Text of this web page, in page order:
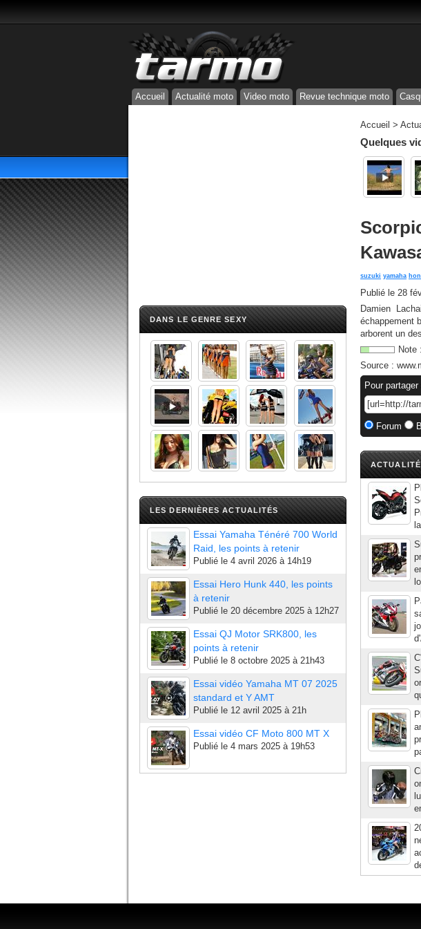
Accueil Actualité moto Video moto Revue technique moto
DANS LE GENRE SEXY
LES DERNIÈRES ACTUALITÉS
Essai Yamaha Ténéré 700 World
Raid, les points à retenir
Publié le 4 avril 2026 à 14h19
Essai Hero Hunk 440, les points
à retenir
Publié le 20 décembre 2025 à 12h27
Essai QJ Motor SRK800, les
points à retenir
Publié le 8 octobre 2025 à 21h43
Essai vidéo Yamaha MT 07 2025
standard et Y AMT
Publié le 12 avril 2025 à 21h
Essai vidéo CF Moto 800 MT X
Publié le 4 mars 2025 à 19h53
Accueil >
Quelques
suzuki yamaha
Publié le 28
Damien
échappement
arborent un
Note :
Source :
Pour
Forum